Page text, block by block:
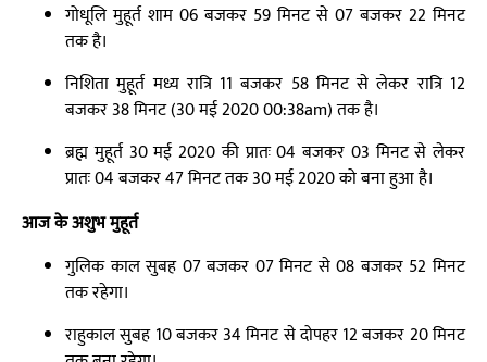
गोधूलि मुहूर्त शाम 06 बजकर 59 मिनट से 07 बजकर 22 मिनट
तक है।
निशिता मुहूर्त मध्य रात्रि 11 बजकर 58 मिनट से लेकर रात्रि 12
बजकर 38 मिनट (30 मई 2020 00:38am) तक है।
ब्रह्म मुहूर्त 30 मई 2020 की प्रातः 04 बजकर 03 मिनट से लेकर
प्रातः 04 बजकर 47 मिनट तक 30 मई 2020 को बना हुआ है।
आज के अशुभ मुहूर्त
गुलिक काल सुबह 07 बजकर 07 मिनट से 08 बजकर 52 मिनट
तक रहेगा।
राहुकाल सुबह 10 बजकर 34 मिनट से दोपहर 12 बजकर 20 मिनट